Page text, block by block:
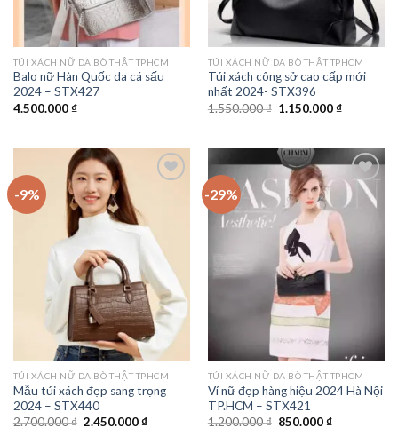
TÚI XÁCH NỮ DA BÒ THẬT TPHCM
Balo nữ Hàn Quốc da cá sấu
2024 – STX427
4.500.000₫
TÚI XÁCH NỮ DA BÒ THẬT TPHCM
Túi xách công sở cao cấp mới
nhất 2024- STX396
1.550.000₫ Giá
1.150.000₫Giá
-9%
Add to
wishlist
TÚI XÁCH NỮ DA BÒ THẬT TPHCM
Mẫu túi xách đẹp sang trọng
2024 – STX440
2.700.000₫ Giá
2.450.000₫Giá
-29%
Add to
TÚI XÁCH NỮ DA BÒ THẬT TPHCM
Ví nữ đẹp hàng hiệu 2024 Hà Nội
TP.HCM – STX421
1.200.000₫ Giá
850.000₫Giá